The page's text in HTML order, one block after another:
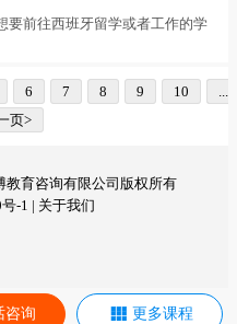
要前往西班牙留学或者工作的学
6 7 8 9 10
...
页>
教育咨询有限公司版权所有
-1 | 关于我们
咨询 更多课程